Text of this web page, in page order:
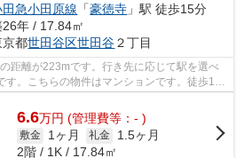
田急小田原線 「豪徳寺 」駅 徒歩15分
26年 / 17.84㎡
京都世田谷区世田谷２丁目
距離が223mです。行き先に応じて駅を選べ
。こちらの物件はマンションです。徒歩1分
。物件の...
6.6万円 (管理費等：- )
敷金 1ヶ月 礼金
1.5ヶ月
2階 / 1K / 17.84㎡